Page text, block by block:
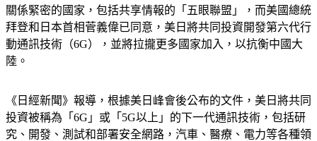
眼聯盟情報網，這是美國為了阻止中國製5G設備普及，將與
關係緊密的國家，包括共享情報的「五眼聯盟」，而美國總統
拜登和日本首相菅義偉已同意，美日將共同投資開發第六代行
動通訊技術（6G），並將拉攏更多國家加入，以抗衡中國大
《日經新聞》報導，根據美日峰會後公布的文件，美日將共同
投資被稱為「6G」或「5G以上」的下一代通訊技術，包括研